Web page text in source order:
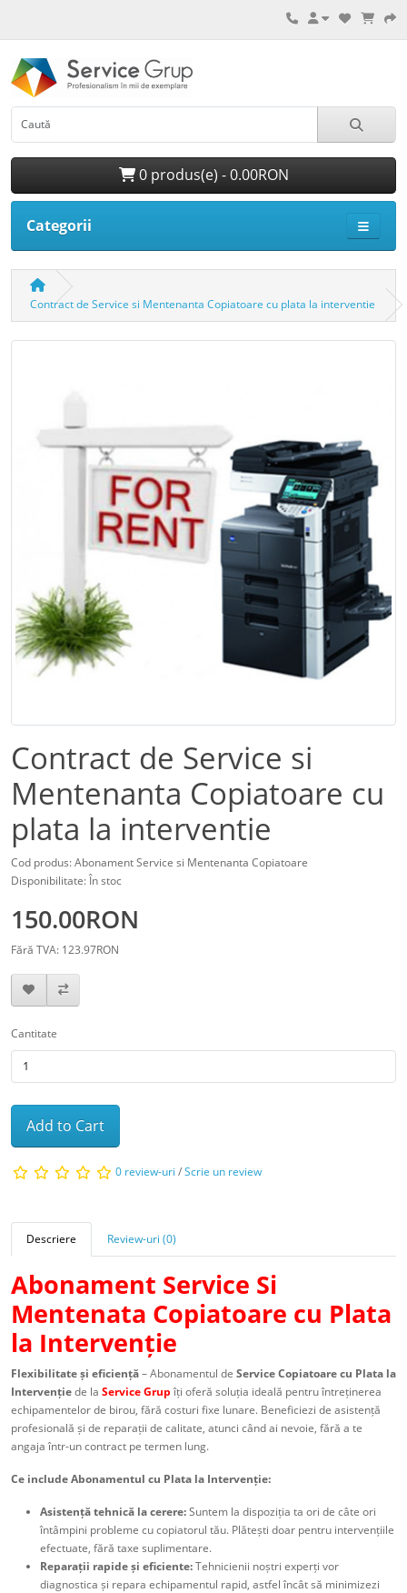
0 produs(e) - 0.00RON
Categorii
Contract de Service si Mentenanta Copiatoare cu plata la interventie
Contract de Service si
Mentenanta Copiatoare cu
plata la interventie
Cod produs: Abonament Service si Mentenanta Copiatoare
Disponibilitate: În stoc
150.00RON
Fără TVA: 123.97RON
Cantitate
Add to Cart
0 review-uri /Scrie un review
Descriere Review-uri (0)
Abonament Service Si
Mentenata Copiatoare cu Plata
la Intervenție
Flexibilitate și eficiență– Abonamentul de Service Copiatoare cu Plata la
Intervențiede la Service Grupîți oferă soluția ideală pentru întreținerea
echipamentelor de birou, fără costuri fixe lunare. Beneficiezi de asistență
profesională și de reparații de calitate, atunci când ai nevoie, fără a te
angaja într-un contract pe termen lung.
Ce include Abonamentul cu Plata la Intervenție:
Asistență tehnică la cerere:Suntem la dispoziția ta ori de câte ori
întâmpini probleme cu copiatorul tău. Plătești doar pentru intervențiile
efectuate, fără taxe suplimentare.
Reparații rapide și eficiente:Tehnicienii noștri experți vor
diagnostica și repara echipamentul rapid, astfel încât să minimizezi